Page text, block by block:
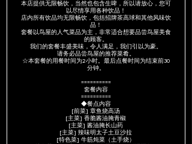
本店提供无限畅饮，当然也包含生啤，所以请放心，您可
以尽情享用各种饮品！
店内所有饮品均无限畅饮，包括招牌茶高球和其他风味饮
品！
套餐以鸟屋的人气菜品为主，非常适合想要品尝鸟屋美食
的顾客。
我们的套餐丰盛美味，令人满足，我们引以为豪。
请务必品尝鸟屋的推荐菜肴。
☆本套餐的用餐时间为2小时。最后点餐时间为结束前30
分钟。
==========
套餐内容
==========
◆餐点内容
[前菜] 章鱼烧高汤
[主菜] 香脆酱油腌青椒
[主菜] 酱油腌长山药
[主菜] 辣味明太子土豆沙拉
[特色菜] 牛筋炖菜（土手烧）